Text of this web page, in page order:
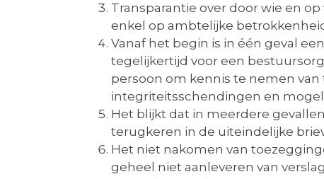
Transparantie over door wie en
enkel op ambtelijke
Vanaf het begin is in één geval
tegelijkertijd voor een
persoon om kennis te nemen
integriteitsschendingen en
Het blijkt dat in meerdere
terugkeren in de uiteindelijke
Het niet nakomen van
geheel niet aanleveren van